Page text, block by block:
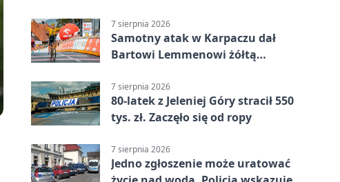
7 sierpnia 2026
Samotny atak w Karpaczu dał
Bartowi Lemmenowi żółtą
7 sierpnia 2026
80-latek z Jeleniej Góry stracił 550
tys. zł. Zaczęło się od ropy
7 sierpnia 2026
Jedno zgłoszenie może uratować